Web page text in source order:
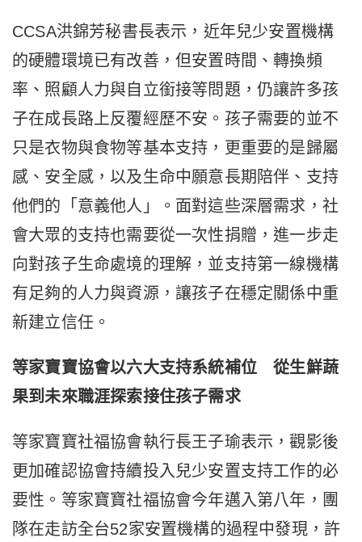
CCSA洪錦芳秘書長表示，近年兒少安置機構
的硬體環境已有改善，但安置時間、轉換頻
率、照顧人力與自立銜接等問題，仍讓許多孩
子在成長路上反覆經歷不安。孩子需要的並不
只是衣物與食物等基本支持，更重要的是歸屬
感、安全感，以及生命中願意長期陪伴、支持
他們的「意義他人」。面對這些深層需求，社
會大眾的支持也需要從一次性捐贈，進一步走
向對孩子生命處境的理解，並支持第一線機構
有足夠的人力與資源，讓孩子在穩定關係中重
新建立信任。
等家寶寶協會以六大支持系統補位 從生鮮蔬
果到未來職涯探索接住孩子需求
等家寶寶社福協會執行長王子瑜表示，觀影後
更加確認協會持續投入兒少安置支持工作的必
要性。等家寶寶社福協會今年邁入第八年，團
隊在走訪全台52家安置機構的過程中發現，許